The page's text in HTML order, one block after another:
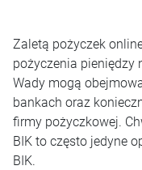
Zaletą pożyczek
pożyczenia pieniędzy
Wady mogą
bankach oraz
firmy pożyczkowej.
BIK to często jedyne
BIK.